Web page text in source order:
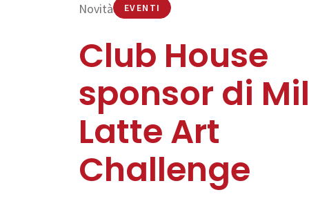
Novità EVENTI
Club House
sponsor di
Latte Art
Challenge